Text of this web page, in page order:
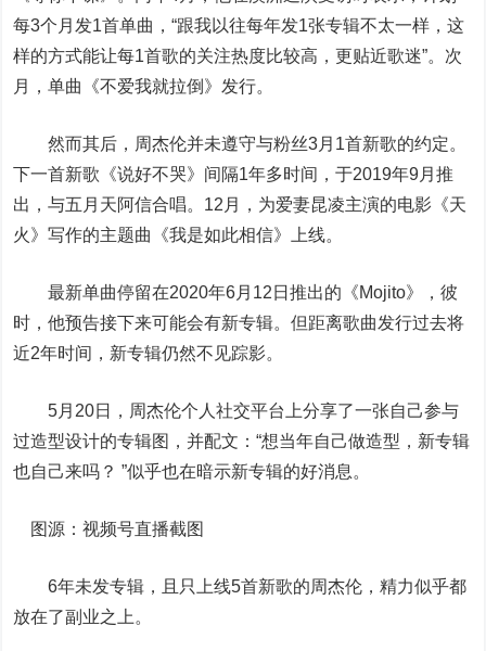
每3个月发1首单曲，“跟我以往每年发1张专辑不太一样，这
样的方式能让每1首歌的关注热度比较高，更贴近歌迷”。次
月，单曲《不爱我就拉倒》发行。
然而其后，周杰伦并未遵守与粉丝3月1首新歌的约定。
下一首新歌《说好不哭》间隔1年多时间，于2019年9月推
出，与五月天阿信合唱。12月，为爱妻昆凌主演的电影《天
火》写作的主题曲《我是如此相信》上线。
最新单曲停留在2020年6月12日推出的《Mojito》，彼
时，他预告接下来可能会有新专辑。但距离歌曲发行过去将
近2年时间，新专辑仍然不见踪影。
5月20日，周杰伦个人社交平台上分享了一张自己参与
过造型设计的专辑图，并配文：“想当年自己做造型，新专辑
也自己来吗？ ”似乎也在暗示新专辑的好消息。
图源：视频号直播截图
6年未发专辑，且只上线5首新歌的周杰伦，精力似乎都
放在了副业之上。